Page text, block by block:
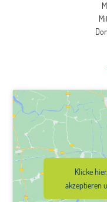
Klicke
akzeptieren